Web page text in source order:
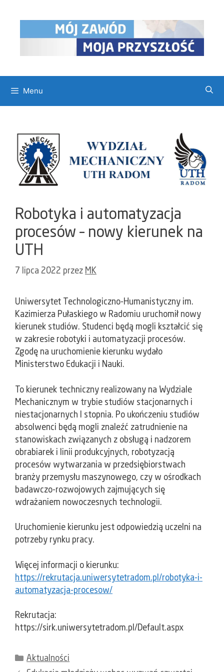
Menu
Robotyka i automatyzacja
procesów – nowy kierunek na
UTH
7 lipca 2022 przez MK
Uniwersytet Technologiczno-Humanistyczny im.
Kazimierza Pułaskiego w Radomiu uruchomił nowy
kierunek studiów. Studenci będą mogli kształcić się
w zakresie robotyki i automatyzacji procesów.
Zgodę na uruchomienie kierunku wydało
Ministerstwo Edukacji i Nauki.
To kierunek techniczny realizowany na Wydziale
Mechanicznym w trybie studiów stacjonarnych i
niestacjonarnych I stopnia. Po ukończeniu studiów
absolwenci będą mogli znaleźć zatrudnienie na
stanowiskach związanych z obsługą i nadzorem
obrabiarek i linii produkcyjnych, robotyzacją
procesów wytwarzania w przedsiębiorstwach
branży przemysłu maszynowego, czy w ośrodkach
badawczo-rozwojowych zajmujących się
wdrażaniem nowoczesnych technologii.
Uruchomienie kierunku jest odpowiedzią uczelni na
potrzeby rynku pracy.
Więcej informacji o kierunku:
https://rekrutacja.uniwersytetradom.pl/robotyka-i-
automatyzacja-procesow/
Rekrutacja:
https://sirk.uniwersytetradom.pl/Default.aspx
Kategorie
Aktualności